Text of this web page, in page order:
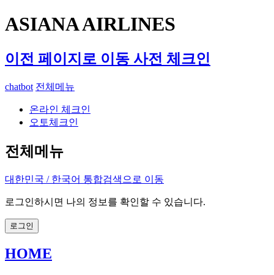
ASIANA AIRLINES
이전 페이지로 이동 사전 체크인
chatbot 전체메뉴
온라인 체크인
오토체크인
전체메뉴
대한민국 / 한국어 통합검색으로 이동
로그인하시면 나의 정보를 확인할 수 있습니다.
로그인
HOME